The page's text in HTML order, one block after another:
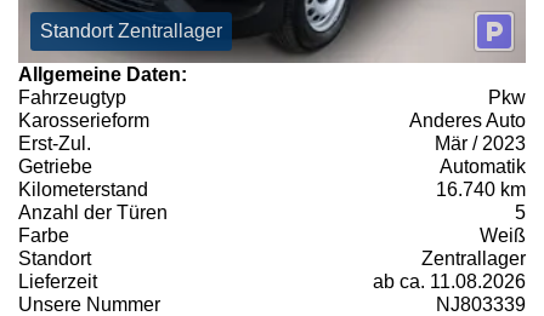
Standort Zentrallager
Allgemeine Daten:
Fahrzeugtyp
Pkw
Karosserieform
Anderes Auto
Erst-Zul.
Mär / 2023
Getriebe
Automatik
Kilometerstand
16.740 km
Anzahl der Türen
5
Farbe
Weiß
Standort
Zentrallager
Lieferzeit
ab ca. 11.08.2026
Unsere Nummer
NJ803339